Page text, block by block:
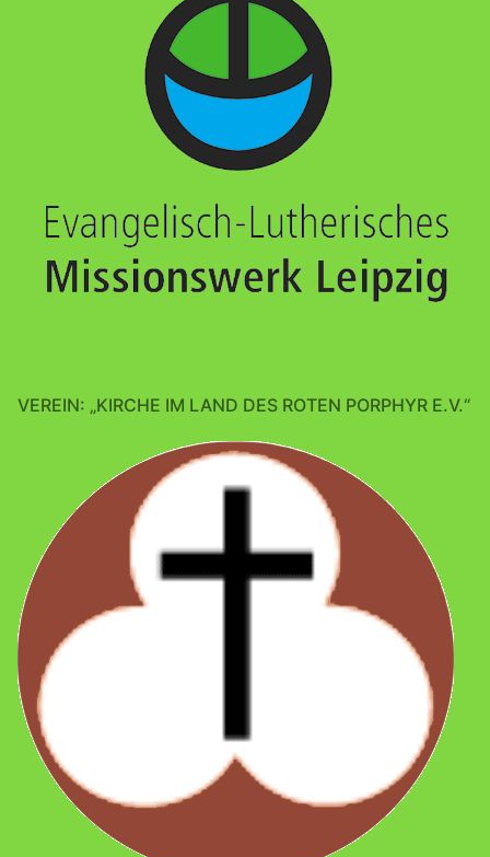
VEREIN: „KIRCHE IM LAND DES ROTEN PORPHYR E.V.“